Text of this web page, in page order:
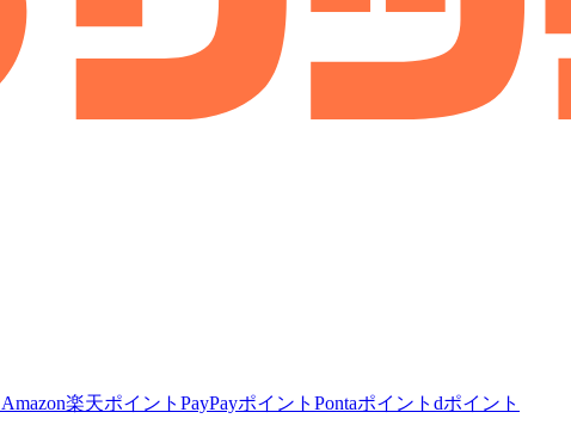
Amazon楽天ポイント PayPayポイント Pontaポイント dポイント